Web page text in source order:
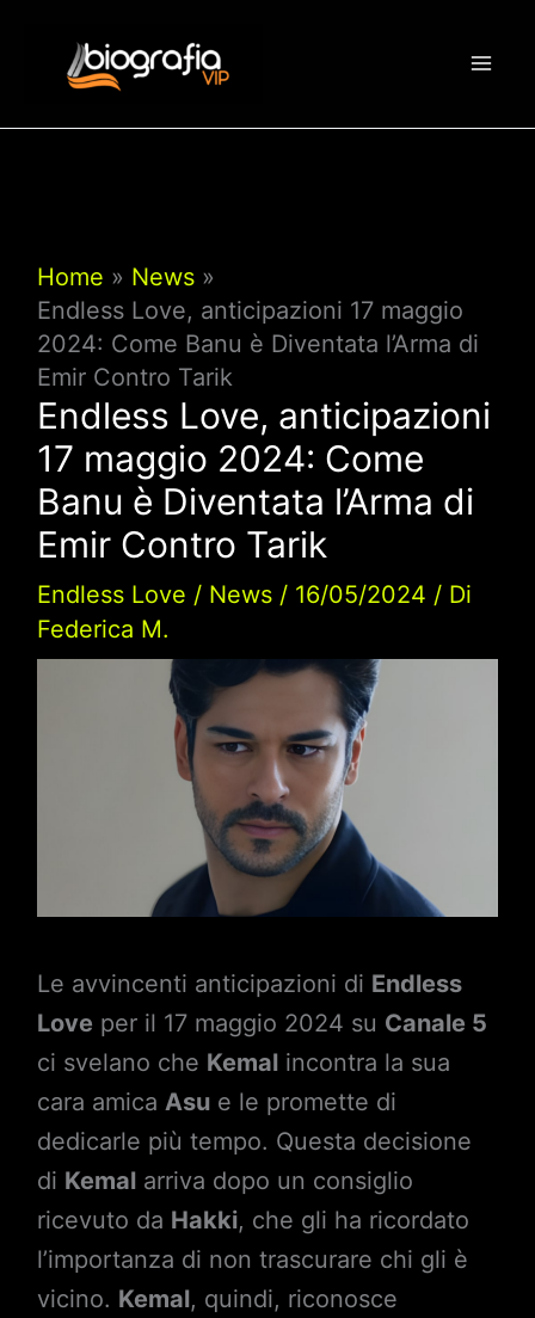
contenuto
Home
News
Endless Love, anticipazioni 17 maggio
2024: Come Banu è Diventata l’Arma di
Emir Contro Tarik
Endless Love, anticipazioni
17 maggio 2024: Come
Banu è Diventata l’Arma di
Emir Contro Tarik
Endless Love / News/ 16/05/2024 / Di
Federica M.
Le avvincenti anticipazioni di Endless
Love per il 17 maggio 2024 su Canale 5
ci svelano che Kemal incontra la sua
cara amica Asue le promette di
dedicarle più tempo. Questa decisione
di Kemal arriva dopo un consiglio
ricevuto da Hakki, che gli ha ricordato
l’importanza di non trascurare chi gli è
vicino. Kemal, quindi, riconosce